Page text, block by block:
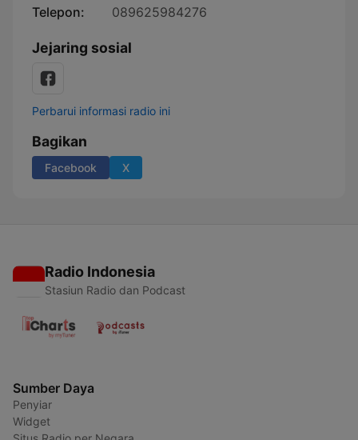
Telepon:
089625984276
Jejaring sosial
Perbarui informasi radio ini
Bagikan
Facebook X
Radio Indonesia
Stasiun Radio dan Podcast
Sumber Daya
Penyiar
Widget